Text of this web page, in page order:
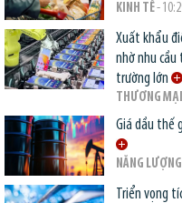
KINH TẾ-
Xuất khẩu
nhờ nhu
trường lớn
THƯƠNG MẠI
Giá dầu thế
NĂNG LƯỢNG
Triển vọng